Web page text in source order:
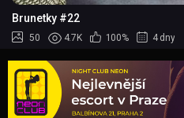
Brunetky #22
50 4.7K 100% 4 dny